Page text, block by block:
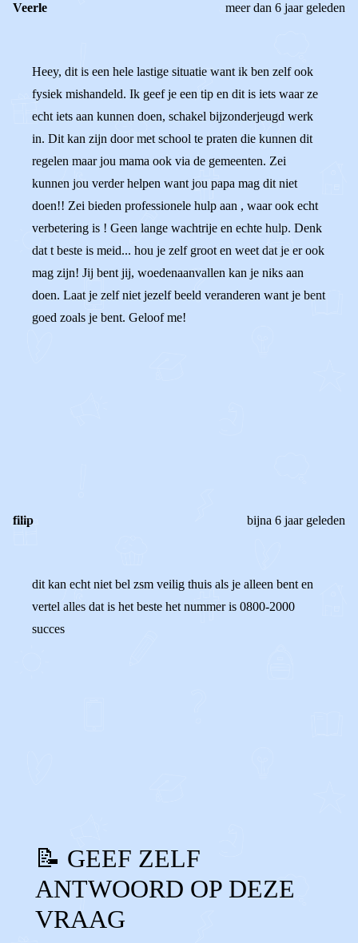
Veerle meer dan 6 jaar geleden
Heey, dit is een hele lastige situatie want ik ben zelf ook
fysiek mishandeld. Ik geef je een tip en dit is iets waar ze
echt iets aan kunnen doen, schakel bijzonderjeugd werk
in. Dit kan zijn door met school te praten die kunnen dit
regelen maar jou mama ook via de gemeenten. Zei
kunnen jou verder helpen want jou papa mag dit niet
doen!! Zei bieden professionele hulp aan , waar ook echt
verbetering is ! Geen lange wachtrije en echte hulp. Denk
dat t beste is meid... hou je zelf groot en weet dat je er ook
mag zijn! Jij bent jij, woedenaanvallen kan je niks aan
doen. Laat je zelf niet jezelf beeld veranderen want je bent
goed zoals je bent. Geloof me!
filip bijna 6 jaar geleden
dit kan echt niet bel zsm veilig thuis als je alleen bent en
vertel alles dat is het beste het nummer is 0800-2000
succes
📝 GEEF ZELF
ANTWOORD OP DEZE
VRAAG